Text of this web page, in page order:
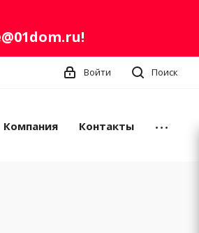
!
Поиск
Войти
Компания Контакты